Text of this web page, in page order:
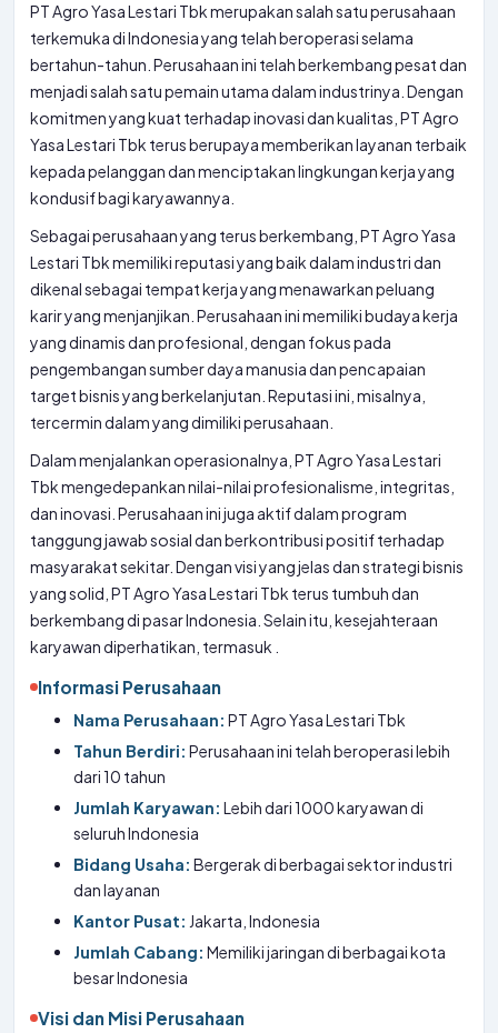
PT Agro Yasa Lestari Tbk merupakan salah satu perusahaan
terkemuka di Indonesia yang telah beroperasi selama
bertahun-tahun. Perusahaan ini telah berkembang pesat dan
menjadi salah satu pemain utama dalam industrinya. Dengan
komitmen yang kuat terhadap inovasi dan kualitas, PT Agro
Yasa Lestari Tbk terus berupaya memberikan layanan terbaik
kepada pelanggan dan menciptakan lingkungan kerja yang
kondusif bagi karyawannya.
Sebagai perusahaan yang terus berkembang, PT Agro Yasa
Lestari Tbk memiliki reputasi yang baik dalam industri dan
dikenal sebagai tempat kerja yang menawarkan peluang
karir yang menjanjikan. Perusahaan ini memiliki budaya kerja
yang dinamis dan profesional, dengan fokus pada
pengembangan sumber daya manusia dan pencapaian
target bisnis yang berkelanjutan. Reputasi ini, misalnya,
tercermin dalamyang dimiliki perusahaan.
Dalam menjalankan operasionalnya, PT Agro Yasa Lestari
Tbk mengedepankan nilai-nilai profesionalisme, integritas,
dan inovasi. Perusahaan ini juga aktif dalam program
tanggung jawab sosial dan berkontribusi positif terhadap
masyarakat sekitar. Dengan visi yang jelas dan strategi bisnis
yang solid, PT Agro Yasa Lestari Tbk terus tumbuh dan
berkembang di pasar Indonesia. Selain itu, kesejahteraan
karyawan diperhatikan, termasuk
Informasi Perusahaan
Nama Perusahaan: PT Agro Yasa Lestari Tbk
Tahun Berdiri: Perusahaan ini telah beroperasi lebih
dari 10 tahun
Jumlah Karyawan: Lebih dari 1000 karyawan di
seluruh Indonesia
Bidang Usaha: Bergerak di berbagai sektor industri
dan layanan
Kantor Pusat: Jakarta, Indonesia
Jumlah Cabang: Memiliki jaringan di berbagai kota
besar Indonesia
Visi dan Misi Perusahaan